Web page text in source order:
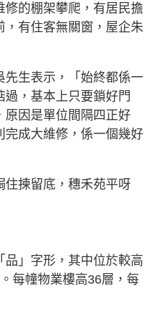
修的棚架攀爬，有居民擔
有住客無關窗，屋企朱
先生表示，「始終都係一
，基本上只要鎖好門
原因是單位間隔四正好
完成大維修，係一個幾好
住揀留底，穗禾苑平呀
」字形，其中位於較高
每幢物業樓高36層，每